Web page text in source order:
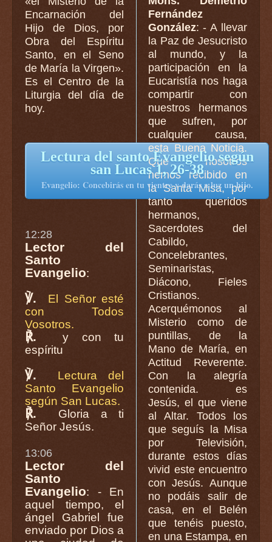
Encarnación del
Hijo de Dios, por
Obra del Espíritu
Santo, en el Seno
de María la Virgen».
Es el Centro de la
Liturgia del día de
hoy.
Lectura del santo Evangelio según
san Lucas 1, 26-38
Evangelio: Concebirás en tu vientre y darás a luz un hijo.
12:28
Lector del
Santo
Evangelio:
℣.
El Señor esté
con Todos
Vosotros.
℟.
y con tu
espíritu
℣.
Lectura del
Santo Evangelio
según San Lucas.
℟.
Gloria a ti
Señor Jesús.
13:06
Lector del
Santo
Evangelio: - En
aquel tiempo, el
ángel Gabriel fue
enviado por Dios a
Fernández
González: - A llevar
la Paz de Jesucristo
al mundo, y la
participación en la
Eucaristía nos haga
compartir con
nuestros hermanos
que sufren, por
cualquier causa,
esta Buena Noticia.
Que nosotros
hemos recibido en
la Santa Misa, por
tanto queridos
hermanos,
Sacerdotes del
Cabildo,
Concelebrantes,
Seminaristas,
Diácono, Fieles
Cristianos.
Acerquémonos al
Misterio como de
puntillas, de la
Mano de María, en
Actitud Reverente.
Con la alegría
contenida. es
Jesús, el que viene
al Altar. Todos los
que seguís la Misa
por Televisión,
durante estos días
vivid este encuentro
con Jesús. Aunque
no podáis salir de
casa, en el Belén
que tenéis puesto,
en una Estampa, en